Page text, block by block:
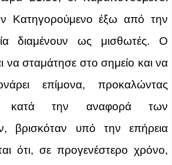
Κατηγορούμενο έξω από την
διαμένουν ως μισθωτές. Ο
να σταμάτησε στο σημείο και να
επίμονα, προκαλώντας
κατά την αναφορά των
βρισκόταν υπό την επήρεια
ότι, σε προγενέστερο χρόνο,